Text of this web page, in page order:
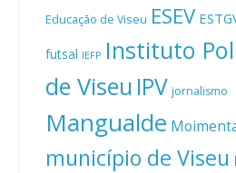
Educação de Viseu ESEV
futsal IEFP Instituto
de Viseu IPV jornalismo
Mangualde
município de Viseu